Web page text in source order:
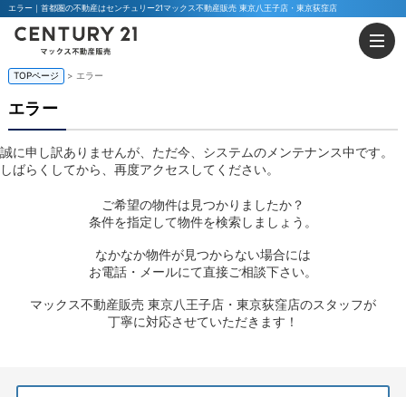
エラー｜首都圏の不動産はセンチュリー21マックス不動産販売 東京八王子店・東京荻窪店
TOPページ > エラー
エラー
誠に申し訳ありませんが、ただ今、システムのメンテナンス中です。
しばらくしてから、再度アクセスしてください。
ご希望の物件は見つかりましたか？
条件を指定して物件を検索しましょう。
なかなか物件が見つからない場合には
お電話・メールにて直接ご相談下さい。
マックス不動産販売 東京八王子店・東京荻窪店のスタッフが
丁寧に対応させていただきます！